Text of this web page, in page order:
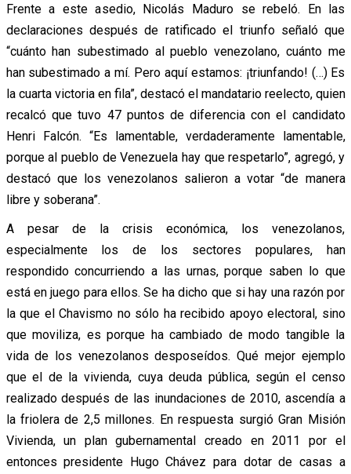
Frente a este asedio, Nicolás Maduro se rebeló. En las
declaraciones después de ratificado el triunfo señaló que
“cuánto han subestimado al pueblo venezolano, cuánto me
han subestimado a mí. Pero aquí estamos: ¡triunfando! (…) Es
la cuarta victoria en fila”, destacó el mandatario reelecto, quien
recalcó que tuvo 47 puntos de diferencia con el candidato
Henri Falcón. “Es lamentable, verdaderamente lamentable,
porque al pueblo de Venezuela hay que respetarlo”, agregó, y
destacó que los venezolanos salieron a votar “de manera
libre y soberana”.
A pesar de la crisis económica, los venezolanos,
especialmente los de los sectores populares, han
respondido concurriendo a las urnas, porque saben lo que
está en juego para ellos. Se ha dicho que si hay una razón por
la que el Chavismo no sólo ha recibido apoyo electoral, sino
que moviliza, es porque ha cambiado de modo tangible la
vida de los venezolanos desposeídos. Qué mejor ejemplo
que el de la vivienda, cuya deuda pública, según el censo
realizado después de las inundaciones de 2010, ascendía a
la friolera de 2,5 millones. En respuesta surgió Gran Misión
Vivienda, un plan gubernamental creado en 2011 por el
entonces presidente Hugo Chávez para dotar de casas a